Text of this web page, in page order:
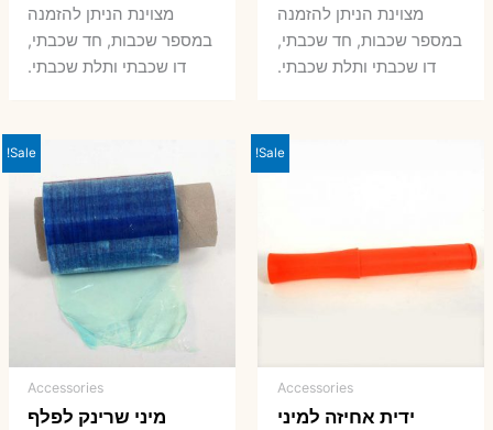
היה:
66 ₪.
מצוינת הניתן להזמנה
במספר שכבות, חד שכבתי,
דו שכבתי ותלת שכבתי.
היה:
33 ₪.
₪.
מצוינת הניתן להזמנה
במספר שכבות, חד שכבתי,
דו שכבתי ותלת שכבתי.
Sale!
Accessories
ידית אחיזה למיני
Sale!
Accessories
מיני שרינק לפלף